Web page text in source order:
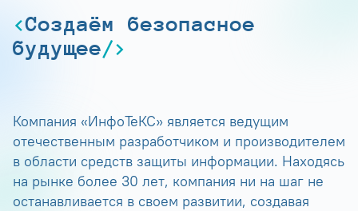
Создаём безопасное
будущее
Компания «ИнфоТеКС» является ведущим
отечественным разработчиком и производителем
в области средств защиты информации. Находясь
на рынке более 30 лет, компания ни на шаг не
останавливается в своем развитии, создавая